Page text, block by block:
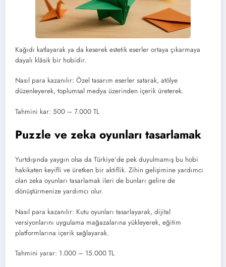
Kağıdı katlayarak ya da keserek estetik eserler ortaya çıkarmaya
dayalı klâsik bir hobidir.
Nasıl para kazanılır: Özel tasarım eserler satarak, atölye
düzenleyerek, toplumsal medya üzerinden içerik üreterek.
Tahmini kar: 500 – 7.000 TL
Puzzle ve zeka oyunları tasarlamak
Yurtdışında yaygın olsa da Türkiye’de pek duyulmamış bu hobi
hakikaten keyifli ve üretken bir aktiflik. Zihin gelişimine yardımcı
olan zeka oyunları tasarlamak ileri de bunları gelire de
dönüştürmenize yardımcı olur.
Nasıl para kazanılır: Kutu oyunları tasarlayarak, dijital
versiyonlarını uygulama mağazalarına yükleyerek, eğitim
platformlarına içerik sağlayarak.
Tahmini yarar: 1.000 – 15.000 TL